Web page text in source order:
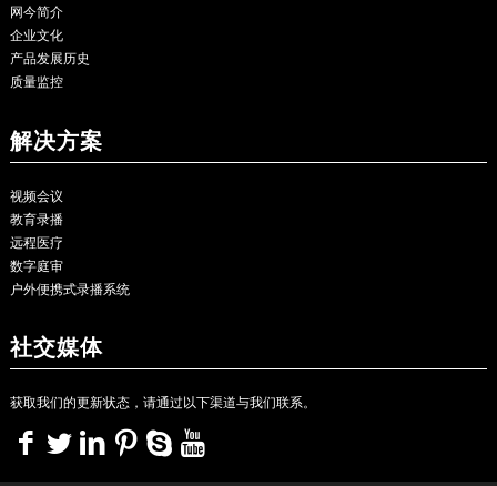
网今简介
企业文化
产品发展历史
质量监控
解决方案
视频会议
教育录播
远程医疗
数字庭审
户外便携式录播系统
社交媒体
获取我们的更新状态，请通过以下渠道与我们联系。